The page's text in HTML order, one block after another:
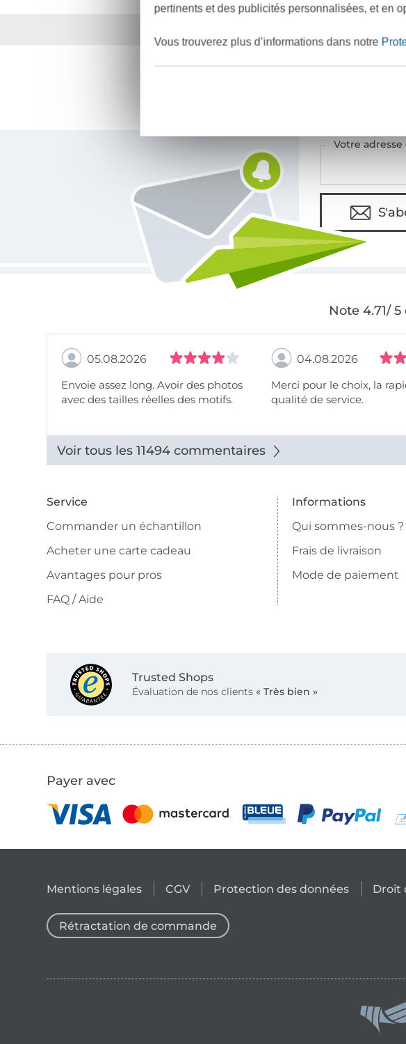
Soyez
Vous êtes abonné à la newsletter de Tissus Hemmers. Votre adresse
Note 4.71/
05.08.2026
Envoie assez long. Avoir des photos
avec des tailles réelles des motifs.
04.08.2026
Merci pour le choix, la rapidité, la
qualité de service.
Voir tous les 11494 commentaires
Service
Commander un échantillon
Acheter une carte cadeau
Avantages pour pros
FAQ / Aide
Informations
Qui sommes-nous ?
Frais de livraison
Mode de paiement
Trusted Shops
Évaluation de nos clients « Très bien »
Payer avec
Mentions légales CGV Protection des données Droit
Rétractation de commande
pertinents et des publicités personnalisées, et en
Vous trouverez plus d’informations dans notre